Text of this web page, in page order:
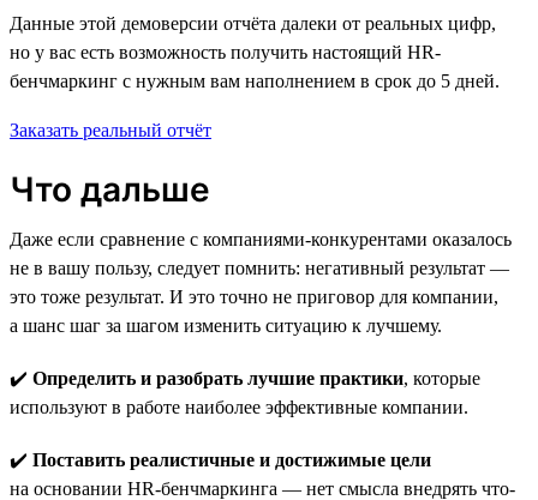
Данные этой демоверсии отчёта далеки от реальных цифр,
но у вас есть возможность получить настоящий HR-
бенчмаркинг с нужным вам наполнением в срок до 5 дней.
Заказать реальный отчёт
Что дальше
Даже если сравнение с компаниями-конкурентами оказалось
не в вашу пользу, следует помнить: негативный результат —
это тоже результат. И это точно не приговор для компании,
а шанс шаг за шагом изменить ситуацию к лучшему.
✔️ Определить и разобрать лучшие практики, которые
используют в работе наиболее эффективные компании.
✔️ Поставить реалистичные и достижимые цели
на основании HR-бенчмаркинга — нет смысла внедрять что-